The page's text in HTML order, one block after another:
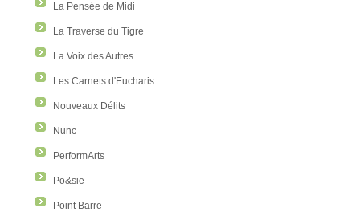
La Pensée de Midi
La Traverse du Tigre
La Voix des Autres
Les Carnets d'Eucharis
Nouveaux Délits
Nunc
PerformArts
Po&sie
Point Barre